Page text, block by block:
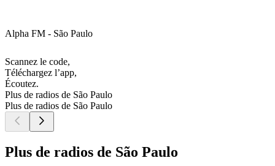
Alpha FM - São Paulo
Scannez le code,
Téléchargez l’app,
Écoutez.
Plus de radios de São Paulo
Plus de radios de São Paulo
Plus de radios de São Paulo